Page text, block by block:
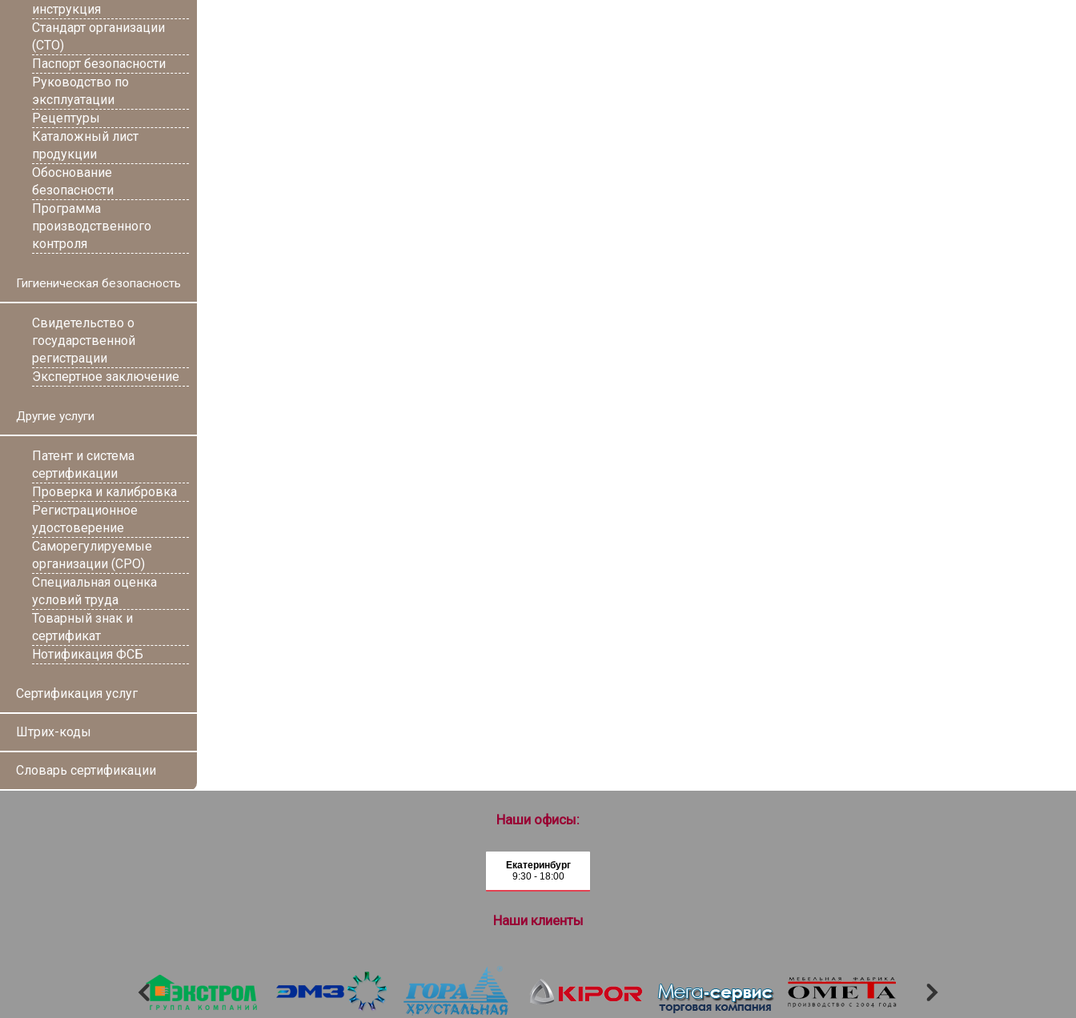
инструкция
Стандарт организации
(СТО)
Паспорт безопасности
Руководство по
эксплуатации
Рецептуры
Каталожный лист
продукции
Обоснование
безопасности
Программа
производственного
контроля
Гигиеническая безопасность
Свидетельство о
государственной
регистрации
Экспертное заключение
Другие услуги
Патент и система
сертификации
Проверка и калибровка
Регистрационное
удостоверение
Саморегулируемые
организации (СРО)
Специальная оценка
условий труда
Товарный знак и
сертификат
Нотификация ФСБ
Сертификация услуг
Штрих-коды
Словарь сертификации
Наши офисы:
Екатеринбург
9:30 - 18:00
Наши клиенты